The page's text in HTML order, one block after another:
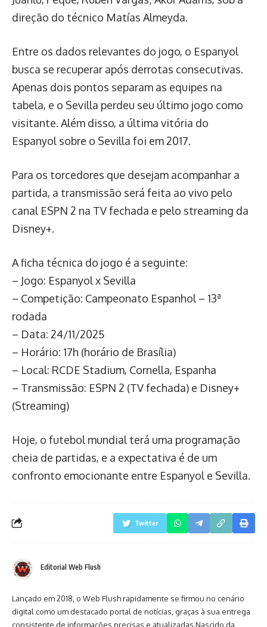
direção do técnico Matías Almeyda.
Entre os dados relevantes do jogo, o Espanyol
busca se recuperar após derrotas consecutivas.
Apenas dois pontos separam as equipes na
tabela, e o Sevilla perdeu seu último jogo como
visitante. Além disso, a última vitória do
Espanyol sobre o Sevilla foi em 2017.
Para os torcedores que desejam acompanhar a
partida, a transmissão será feita ao vivo pelo
canal ESPN 2 na TV fechada e pelo streaming da
Disney+.
A ficha técnica do jogo é a seguinte:
– Jogo: Espanyol x Sevilla
– Competição: Campeonato Espanhol – 13ª
rodada
– Data: 24/11/2025
– Horário: 17h (horário de Brasília)
– Local: RCDE Stadium, Cornella, Espanha
– Transmissão: ESPN 2 (TV fechada) e Disney+
(Streaming)
Hoje, o futebol mundial terá uma programação
cheia de partidas, e a expectativa é de um
confronto emocionante entre Espanyol e Sevilla.
Twitter
Editorial Web Flush
Lançado em 2018, o Web Flush rapidamente se firmou no cenário
digital como um destacado portal de notícias, graças à sua entrega
consistente de informações precisas e atualizadas.Nascido da